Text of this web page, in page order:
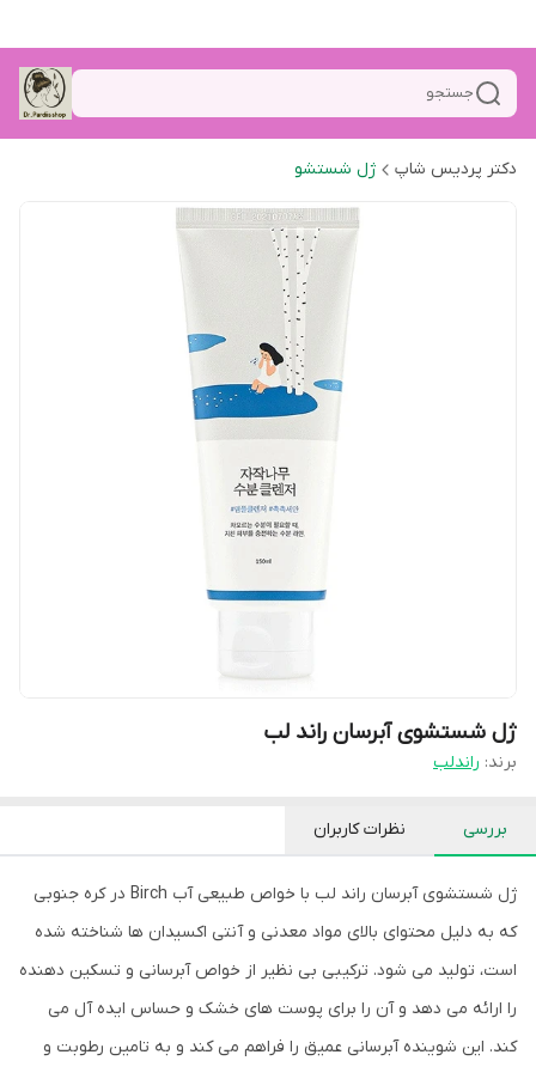
جستجو
دکتر پردیس شاپ ژل شستشو
ژل شستشوی آبرسان راند لب
برند: راندلب
بررسی نظرات کاربران
ژل شستشوی آبرسان راند لب با خواص طبیعی آب Birch در کره جنوبی
که به دلیل محتوای بالای مواد معدنی و آنتی اکسیدان ها شناخته شده
است، تولید می شود. ترکیبی بی نظیر از خواص آبرسانی و تسکین دهنده
را ارائه می دهد و آن را برای پوست های خشک و حساس ایده آل می
کند. این شوینده آبرسانی عمیق را فراهم می کند و به تامین رطوبت و